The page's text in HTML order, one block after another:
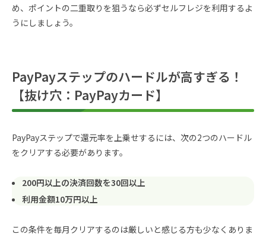
め、ポイントの二重取りを狙うなら必ずセルフレジを利用するよ
うにしましょう。
PayPayステップのハードルが高すぎる！
【抜け穴：PayPayカード】
PayPayステップで還元率を上乗せするには、次の2つのハードル
をクリアする必要があります。
200円以上の決済回数を30回以上
利用金額10万円以上
この条件を毎月クリアするのは厳しいと感じる方も少なくありま